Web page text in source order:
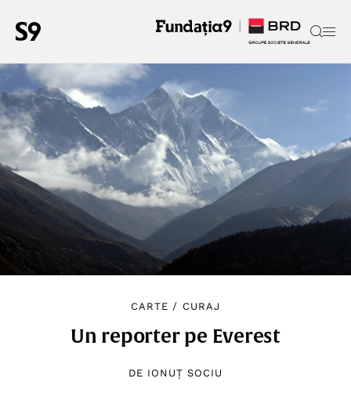
CARTE / CURAJ
Un reporter pe Everest
DE IONUȚ SOCIU